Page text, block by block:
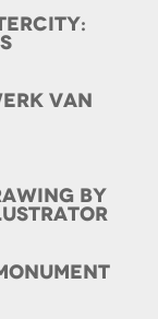
van
by